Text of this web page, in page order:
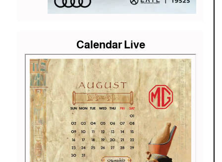
Calendar Live